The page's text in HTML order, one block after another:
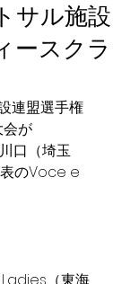
サル施設
ースクラ
連盟選手権
が
口（埼玉
のVoce e